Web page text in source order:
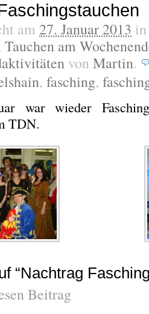
am 27. Januar 2013
Tauchen am
von Martin.
, fasching,
war wieder
TDN.
“Nachtrag
Beitrag